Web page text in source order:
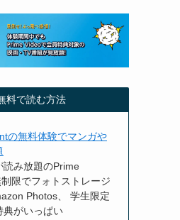
料で読む方法
の無料体験でマンガや
読み放題のPrime
限でフォトストレージ
Photos、 学生限定
典がいっぱい